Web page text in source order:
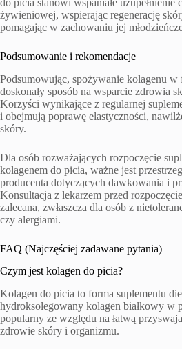
żywieniowej, wspierając regenerację
pomagając w zachowaniu jej
Podsumowanie i rekomendacje
Podsumowując, spożywanie kolagenu w
doskonały sposób na wsparcie zdrowia
Korzyści wynikające z regularnej
i obejmują poprawę elastyczności,
skóry.
Dla osób rozważających rozpoczęcie
kolagenem do picia, ważne jest
producenta dotyczących dawkowania i
Konsultacja z lekarzem przed
zalecana, zwłaszcza dla osób z
czy alergiami.
FAQ (Najczęściej zadawane pytania)
Czym jest kolagen do picia?
Kolagen do picia to forma suplementu
hydroksolegowany kolagen białkowy w
popularny ze względu na łatwą
zdrowie skóry i organizmu.